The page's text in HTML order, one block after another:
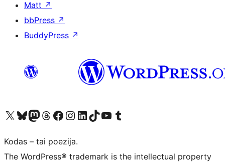
Matt ↗
bbPress ↗
BuddyPress ↗
Visit our X (formerly Twitter) account
Apsilankykite mūsų Bluesky paskyroje
Visit our Mastodon account
Apsilankykite mūsų Threads paskyroje
Visit our Facebook page
Visit our Instagram account
Visit our LinkedIn account
Apsilankykite mūsų TikTok paskyroje
Visit our YouTube channel
Apsilankykite mūsų Tumblr paskyroje
Kodas – tai poezija.
The WordPress® trademark is the intellectual property